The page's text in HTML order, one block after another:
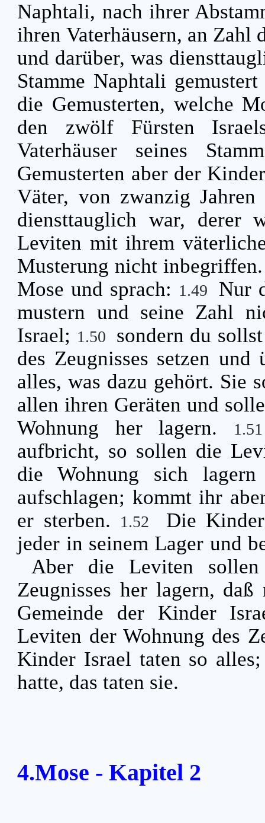
Naphtali, nach ihrer
ihren Vaterhäusern, an Zahl
und darüber, was
Stamme Naphtali
die Gemusterten, welche
den zwölf Fürsten
Vaterhäuser seines
Gemusterten aber der
Väter, von zwanzig
diensttauglich war, derer
Leviten mit ihrem
Musterung nicht
Mose und sprach: 1.49
Nur
mustern und seine Zahl
Israel; 1.50
sondern du
des Zeugnisses setzen
alles, was dazu gehört. Sie
allen ihren Geräten und
Wohnung her lagern.
aufbricht, so sollen die
die Wohnung sich
aufschlagen; kommt ihr
er sterben.
1.52
Die
jeder in seinem Lager und
Aber die Leviten
Zeugnisses her lagern,
Gemeinde der Kinder
Leviten der Wohnung des
Kinder Israel taten so
hatte, das taten sie.
4.Mose - Kapitel 2